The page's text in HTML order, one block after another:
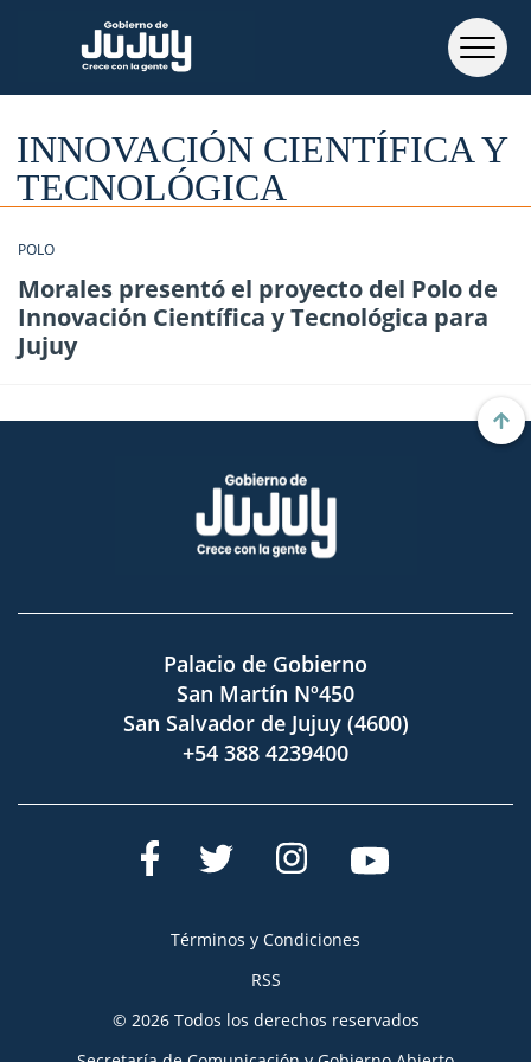
INNOVACIÓN CIENTÍFICA Y
TECNOLÓGICA
POLO
Morales presentó el proyecto del Polo de
Innovación Científica y Tecnológica para
Jujuy
Palacio de Gobierno
San Martín Nº450
San Salvador de Jujuy (4600)
+54 388 4239400
Términos y Condiciones
RSS
© 2026 Todos los derechos reservados